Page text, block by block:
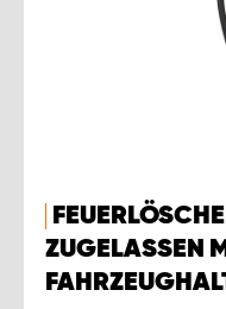
ZUGELASSEN